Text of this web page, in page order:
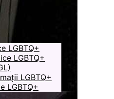
LGBTQ+
LGBTQ+
LGBTQ+
LGBTQ+